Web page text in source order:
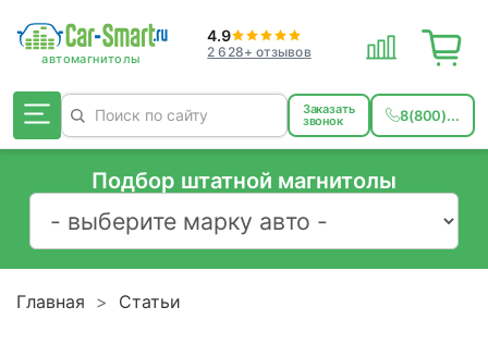
4.9
2 628+ отзывов
Заказать
звонок 8(800)...
Подбор штатной магнитолы
Главная Статьи